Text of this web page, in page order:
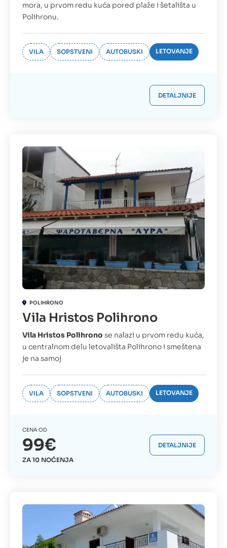
mora, u prvom redu kuća pored plaže i šetališta u
Polihronu.
VILA SOPSTVENI AUTOBUSKI LETOVANJE
DETALJNIJE
POLIHRONO
Vila Hristos Polihrono
Vila Hristos Polihrono se nalazi u prvom redu kuća,
u centralnom delu letovališta Polihrono i smeštena
je na samoj
VILA SOPSTVENI AUTOBUSKI LETOVANJE
CENA OD
99€
ZA 10 NOĆENJA
DETALJNIJE